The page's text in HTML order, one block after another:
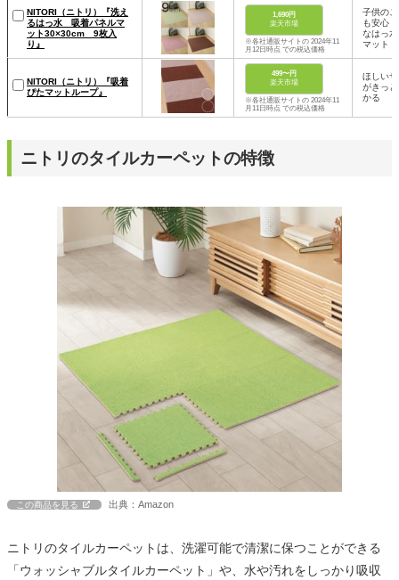
NITORI（ニトリ）『洗え
るはっ水 吸着パネルマ
ット30×30cm 9枚入
り』
1,690円
楽天市場
※各社通販サイトの 2024年11
月12日時点 での税込価格
子供の
も安心
なはっ
マット
NITORI（ニトリ）『吸着
ぴたマットループ』
499〜円
楽天市場
※各社通販サイトの 2024年11
月11日時点 での税込価格
ほしい
がきっ
かる
ニトリのタイルカーペットの特徴
この商品を見る 出典：Amazon
ニトリのタイルカーペットは、洗濯可能で清潔に保つことができる
「ウォッシャブルタイルカーペット」や、水や汚れをしっかり吸収